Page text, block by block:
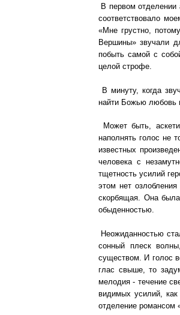
В первом
соответствовало
«Мне грустно,
Вершины» звучали
побыть самой с
целой строфе.
В минуту, когда
найти Божью любовь
Может быть,
наполнять голос не
известных
человека с
тщетность усилий
этом нет
скорбящая. Она
обыденностью.
Неожиданностью
сонный плеск
существом. И голос
глас свыше, то
мелодия - течение
видимых усилий,
отделение романсом